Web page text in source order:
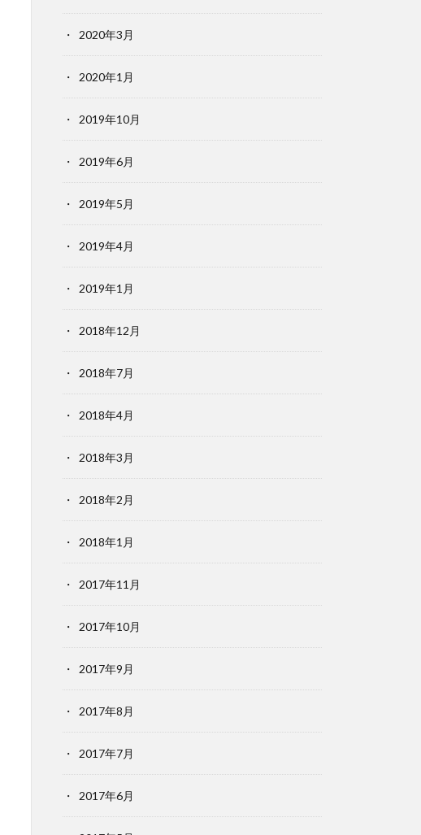
2020年3月
2020年1月
2019年10月
2019年6月
2019年5月
2019年4月
2019年1月
2018年12月
2018年7月
2018年4月
2018年3月
2018年2月
2018年1月
2017年11月
2017年10月
2017年9月
2017年8月
2017年7月
2017年6月